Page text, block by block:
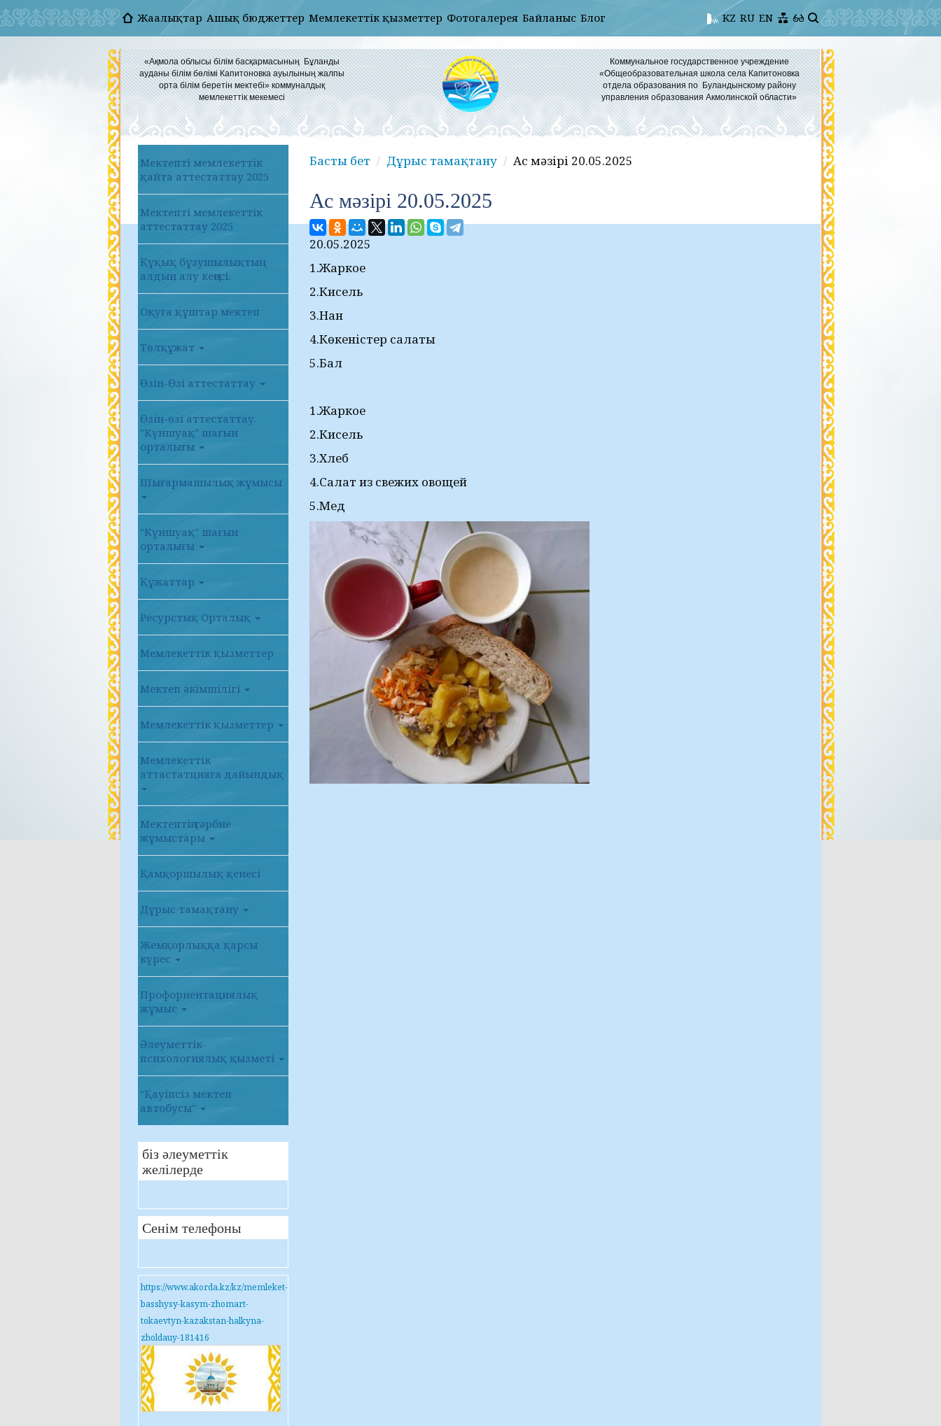
Жаңалықтар Ашық бюджеттер Мемлекеттік қызметтер Фотогалерея Байланыс Блог EN
RU
KZ
«Ақмола облысы білім басқармасының Бұланды
ауданы білім бөлімі Капитоновка ауылының жалпы
орта білім беретін мектебі» коммуналдық
мемлекеттік мекемесі
Коммунальное государственное учреждение
«Общеобразовательная школа села Капитоновка
отдела образования по Буландынскому району
управления образования Акмолинской области»
Мектепті мемлекеттік
қайта аттестаттау 2025
Мектепті мемлекеттік
аттестаттау 2025
Құқық бұзушылықтың
алдын алу кеңесі.
Оқуға құштар мектеп
Төлқұжат
Өзін-Өзі аттестаттау
Өзін-өзі аттестаттау.
"Күншуақ" шағын
орталығы
Шығармашылық жұмысы
"Күншуақ" шағын
орталығы
Құжаттар
Ресурстық Орталық
Мемлекеттік қызметтер
Мектеп әкімшілігі
Мемлекеттік қызметтер
Мемлекеттік
аттастатцияға дайындық
Мектептің тәрбие
жұмыстары
Қамқоршылық қенесі
Дұрыс тамақтану
Жемқорлыққа қарсы
күрес
Профориентациялық
жұмыс
Әлеуметтік-
психологиялық қызметі
"Қауіпсіз мектеп
автобусы"
біз әлеуметтік
желілерде
Сенім телефоны
https://www.akorda.kz/kz/memleket-
basshysy-kasym-zhomart-
tokaevtyn-kazakstan-halkyna-
zholdauy-181416
Басты бет Дұрыс тамақтану Ас мәзірі 20.05.2025
Ас мәзірі 20.05.2025
20.05.2025
1.Жаркое
2.Кисель
3.Нан
4.Көкеністер салаты
5.Бал
1.Жаркое
2.Кисель
3.Хлеб
4.Салат из свежих овощей
5.Мед